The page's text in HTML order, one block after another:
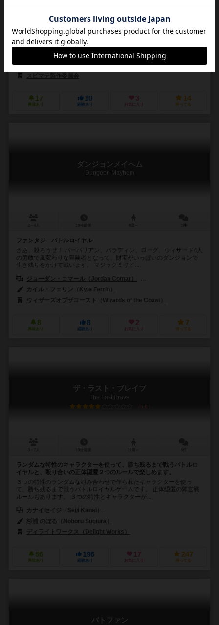
最後の1人まで戦い続け、生き残り、勝利するのは誰だ！？
3〜5人で遊べる正体隠匿バトルロイヤルカードゲーム。 勇者、戦士、
弓使い、魔法使いのクラスから２枚が裏面で配られ、数比べします。
最後の1人まで戦い続け、生き残り、勝利す...
ひろ（Hiro）
ササリ ヒノエ（Hinoe Sasari）
スピマテ製作委員会
17
興味あり
10
経験あり
3
お気に入り
14
持ってる
ダンジョンメイヘム
Dungeon Mayhem
ファンタジーバトルロイヤル
さあ、殺ろうぜ！ バーバリアン、パラディン、ローグ、ウィザード4人
の勇敢で風変わりな冒険者となって、財宝がいっぱいのダンジョンで
生き残りをかけて戦います。 マジックミサイ...
ジョーダン・コマール（Jordan Comar）
カイル・フェリン（Kyle Ferrin）
ウィザーズオブザコースト（Wizards of the Coast）
8
興味あり
8
経験あり
2
お気に入り
7
持ってる
ザ・ラスト・ブレイブ
The Last Brave
5.6
ランダムな特性のキャラクターを使って、勝ち残るまで戦うバトルロ
イヤルと、殴り合いの正体隠匿２つのルールで楽しめます。
３つの特性のランダムな組み合わせで作られたキャラクターを使っ
て、勝ち残るまで戦うバトルロイヤルゲームです。 正体隠匿の陣営戦
ルールもあります。 ３つの特性とキャラクターが...
カナイセイジ（Seiji Kanai）
杉浦 のぼる（Noboru Sugiura）
ディライトワークス（Delight Works）
56
興味あり
196
経験あり
17
お気に入り
247
持ってる
バトファン